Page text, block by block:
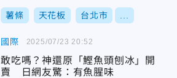
薯條 天花板 台北市
國際
敢吃嗎？神還原「鰹魚頭刨冰」開
賣 日網友驚：有魚腥味
2025/07/23 20:52